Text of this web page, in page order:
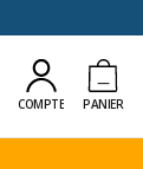
COMPTE PANIER